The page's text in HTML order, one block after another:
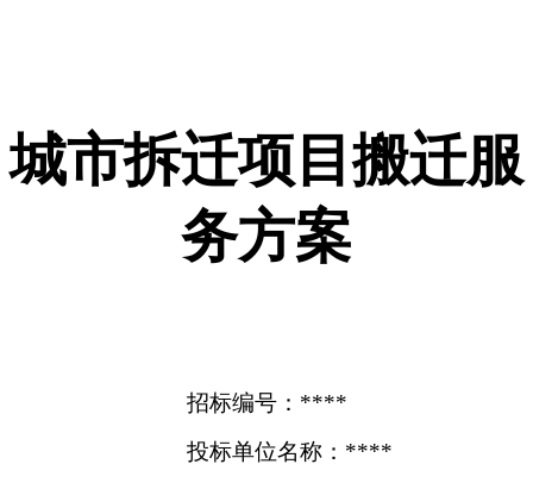
城市拆迁项目搬迁服
务方案
招标编号：****
投标单位名称：****